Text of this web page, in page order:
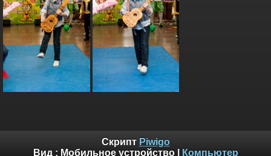
Скрипт Piwigo
Вид : Мобильное устройство| Компьютер